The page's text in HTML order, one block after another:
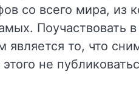
со всего мира,
Поучаствовать
является то, что
не